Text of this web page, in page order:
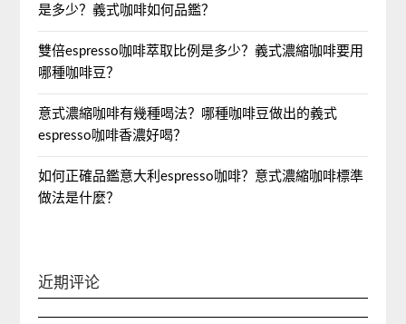
是多少？義式咖啡如何品鑑？
雙倍espresso咖啡萃取比例是多少？義式濃縮咖啡要用
哪種咖啡豆？
意式濃縮咖啡有幾種喝法？哪種咖啡豆做出的義式
espresso咖啡香濃好喝？
如何正確品鑑意大利espresso咖啡？意式濃縮咖啡標準
做法是什麼？
近期评论